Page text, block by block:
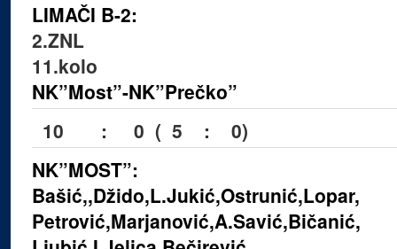
LIMAČI B-2:
2.ZNL
11.kolo
NK”Most”-NK”Prečko”
10 : 0 ( 5 : 0)
NK”MOST”:
Bašić,,Džido,L.Jukić,Ostrunić,Lopar,
Petrović,Marjanović,A.Savić,Bičanić,